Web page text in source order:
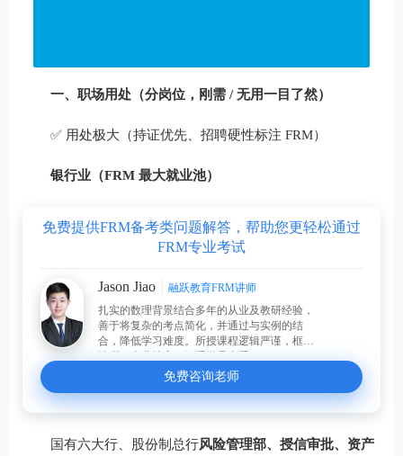
一、职场用处（分岗位，刚需 / 无用一目了然）
✅ 用处极大（持证优先、招聘硬性标注 FRM）
银行业（FRM 最大就业池）
免费提供FRM备考类问题解答，帮助您更轻松通过
FRM专业考试
Jason Jiao
融跃教育FRM讲师
扎实的数理背景结合多年的从业及教研经验，
善于将复杂的考点简化，并通过与实例的结
合，降低学习难度。所授课程逻辑严谨，框架
免费咨询老师
国有六大行、股份制总行风险管理部、授信审批、资产